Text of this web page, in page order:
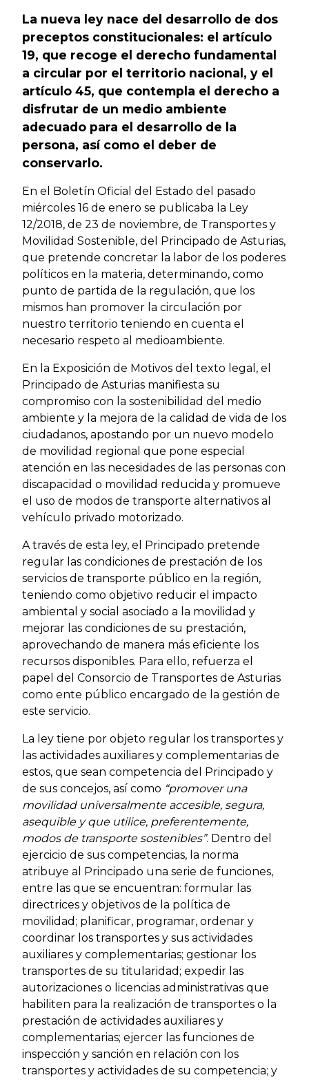
La nueva ley nace del desarrollo de dos
preceptos constitucionales: el artículo
19, que recoge el derecho fundamental
a circular por el territorio nacional, y el
artículo 45, que contempla el derecho a
disfrutar de un medio ambiente
adecuado para el desarrollo de la
persona, así como el deber de
conservarlo.
En el Boletín Oficial del Estado del pasado
miércoles 16 de enero se publicaba la Ley
12/2018, de 23 de noviembre, de Transportes y
Movilidad Sostenible, del Principado de Asturias,
que pretende concretar la labor de los poderes
políticos en la materia, determinando, como
punto de partida de la regulación, que los
mismos han promover la circulación por
nuestro territorio teniendo en cuenta el
necesario respeto al medioambiente.
En la Exposición de Motivos del texto legal, el
Principado de Asturias manifiesta su
compromiso con la sostenibilidad del medio
ambiente y la mejora de la calidad de vida de los
ciudadanos, apostando por un nuevo modelo
de movilidad regional que pone especial
atención en las necesidades de las personas con
discapacidad o movilidad reducida y promueve
el uso de modos de transporte alternativos al
vehículo privado motorizado.
A través de esta ley, el Principado pretende
regular las condiciones de prestación de los
servicios de transporte público en la región,
teniendo como objetivo reducir el impacto
ambiental y social asociado a la movilidad y
mejorar las condiciones de su prestación,
aprovechando de manera más eficiente los
recursos disponibles. Para ello, refuerza el
papel del Consorcio de Transportes de Asturias
como ente público encargado de la gestión de
este servicio.
La ley tiene por objeto regular los transportes y
las actividades auxiliares y complementarias de
estos, que sean competencia del Principado y
de sus concejos, así como “promover una
movilidad universalmente accesible, segura,
asequible y que utilice, preferentemente,
modos de transporte sostenibles”. Dentro del
ejercicio de sus competencias, la norma
atribuye al Principado una serie de funciones,
entre las que se encuentran: formular las
directrices y objetivos de la política de
movilidad; planificar, programar, ordenar y
coordinar los transportes y sus actividades
auxiliares y complementarias; gestionar los
transportes de su titularidad; expedir las
autorizaciones o licencias administrativas que
habiliten para la realización de transportes o la
prestación de actividades auxiliares y
complementarias; ejercer las funciones de
inspección y sanción en relación con los
transportes y actividades de su competencia; y